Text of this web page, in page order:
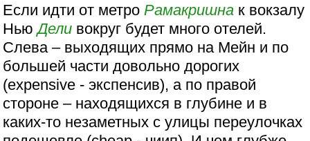
Если идти от метро Рамакришна к вокзалу
НьюДели вокруг будет много отелей.
Слева – выходящих прямо на Мейн и по
большей части довольно дорогих
(expensive - экспенсив), а по правой
стороне – находящихся в глубине и в
каких-то незаметных с улицы переулочках